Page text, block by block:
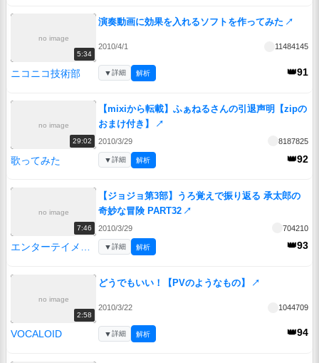
no image
5:34
演奏動画に効果を入れるソフトを作ってみた ↗
2010/4/1 11484145
ニコニコ技術部 👑91
▼詳細 解析
no image
29:02
【mixiから転載】ふぁねるさんの引退声明【zipの
おまけ付き】
↗
2010/3/29 8187825
歌ってみた 👑92
▼詳細 解析
no image
7:46
【ジョジョ第3部】うろ覚えで振り返る 承太郎の
奇妙な冒険 PART32 ↗
2010/3/29 704210
エンターテイメント 👑93
▼詳細 解析
no image
2:58
どうでもいい！【PVのようなもの】 ↗
2010/3/22 1044709
VOCALOID 👑94
▼詳細 解析